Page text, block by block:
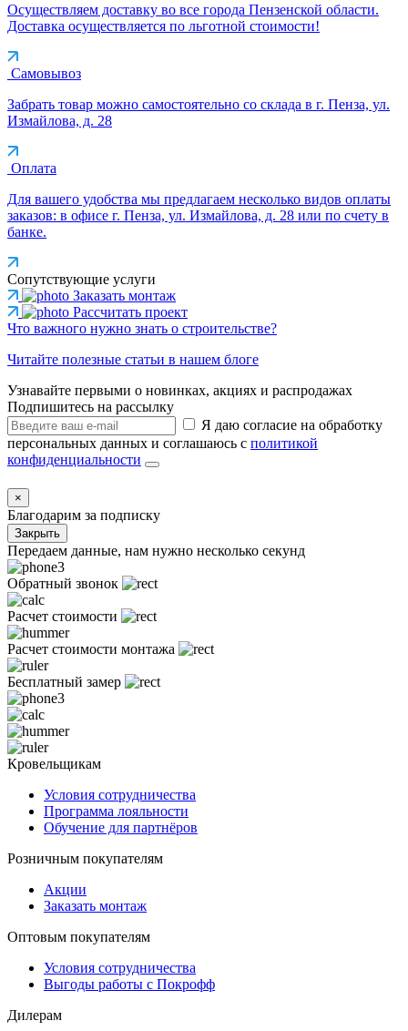
Осуществляем доставку во все города Пензенской области.
Доставка осуществляется по льготной стоимости!
Самовывоз
Забрать товар можно самостоятельно со склада в г. Пенза, ул.
Измайлова, д. 28
Оплата
Для вашего удобства мы предлагаем несколько видов оплаты
заказов: в офисе г. Пенза, ул. Измайлова, д. 28 или по счету в
банке.
Сопутствующие услуги
Заказать монтаж
Рассчитать проект
Что важного нужно знать о строительстве?
Читайте полезные статьи в нашем блоге
Узнавайте первыми о новинках, акциях и распродажах
Подпишитесь на рассылку
Я даю согласие на обработку
персональных данных и соглашаюсь с политикой
конфиденциальности
×
Благодарим за подписку
Закрыть
Передаем данные, нам нужно несколько секунд
Обратный звонок
Расчет стоимости
Расчет стоимости монтажа
Бесплатный замер
Кровельщикам
Условия сотрудничества
Программа лояльности
Обучение для партнёров
Розничным покупателям
Акции
Заказать монтаж
Оптовым покупателям
Условия сотрудничества
Выгоды работы с Покрофф
Дилерам